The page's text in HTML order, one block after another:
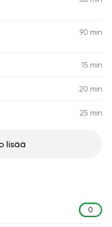
90 min
15 min
20 min
25 min
lisää
0